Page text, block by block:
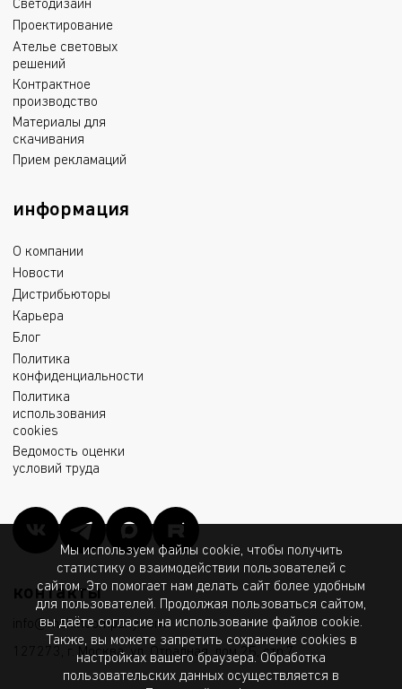
Светодизайн
Проектирование
Ателье световых
решений
Контрактное
производство
Материалы для
скачивания
Прием рекламаций
информация
О компании
Новости
Дистрибьюторы
Карьера
Блог
Политика
конфиденциальности
Политика
использования
cookies
Ведомость оценки
условий труда
контакты
info@msk.ltcompany.com
127273, г. Москва, ул. Отрадная, дом 2Б, стр.7
Мы используем файлы cookie, чтобы получить
статистику о взаимодействии пользователей с
сайтом. Это помогает нам делать сайт более удобным
для пользователей. Продолжая пользоваться сайтом,
вы даёте согласие на использование файлов cookie.
Также, вы можете запретить сохранение cookies в
настройках вашего браузера. Обработка
пользовательских данных осуществляется в